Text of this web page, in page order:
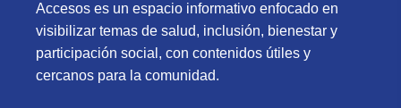
Accesos es un espacio informativo enfocado en
visibilizar temas de salud, inclusión, bienestar y
participación social, con contenidos útiles y
cercanos para la comunidad.